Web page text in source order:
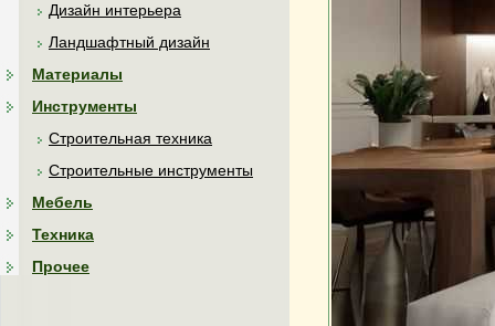
Дизайн интерьера
Ландшафтный дизайн
Материалы
Инструменты
Строительная техника
Строительные инструменты
Мебель
Техника
Прочее